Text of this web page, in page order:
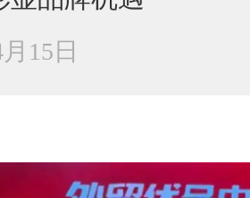
15日